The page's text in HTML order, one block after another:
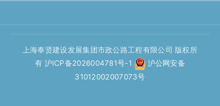
上海奉贤建设发展集团市政公路工程有限公司 版权所
有 沪ICP备2026004781号-1
沪公网安备
31012002007073号